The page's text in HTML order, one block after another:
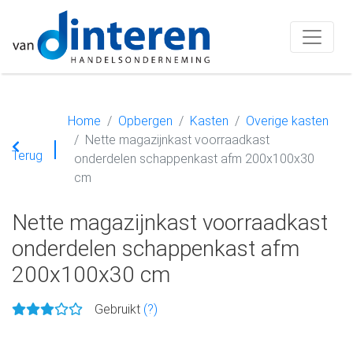
Terug
Home Opbergen Kasten
Overige kasten
Nette magazijnkast voorraadkast
onderdelen schappenkast afm 200x100x30
cm
Nette magazijnkast voorraadkast
onderdelen schappenkast afm
200x100x30 cm
Gebruikt (?)